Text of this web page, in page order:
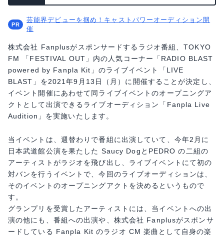
芸能界デビューを掴め！キャストパワーオーディション開
催
株式会社 Fanplusがスポンサードするラジオ番組、TOKYO
FM 「FESTIVAL OUT」内の人気コーナー「RADIO BLAST
powered by Fanpla Kit」のライブイベント「LIVE
BLAST」を2021年9月13日（月）に開催することが決定し、
イベント開催にあわせて同ライブイベントのオープニングア
クトとして出演できるライブオーディション「Fanpla Live
Audition」を実施いたします。
当イベントは、週替わりで番組に出演していて、今年2月に
日本武道館公演を果たした Saucy DogとPEDRO の二組の
アーティストがラジオを飛び出し、ライブイベントにて初の
対バンを行うイベントで、今回のライブオーディションは、
そのイベントのオープニングアクトを決めるというもので
す。
グランプリを受賞したアーティストには、当イベントへの出
演の他にも、番組への出演や、株式会社 Fanplusがスポンサ
ードしている Fanpla Kit のラジオ CM 楽曲として自身の楽